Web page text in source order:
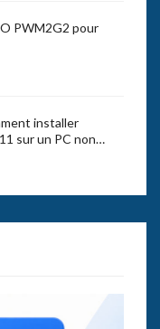
PWM2G2 pour
installer
sur un PC non…